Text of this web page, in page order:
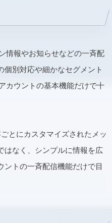
情報やお知らせなどの一斉配
個別対応や細かなセグメント
カウントの基本機能だけで十
とにカスタマイズされたメッ
はなく、シンプルに情報を広
ントの一斉配信機能だけで目